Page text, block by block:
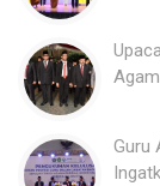
Guru